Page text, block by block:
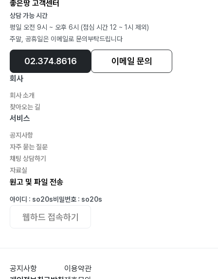
좋은땅 고객센터
상담 가능 시간
평일 오전 9시 ~ 오후 6시 (점심 시간 12 ~ 1시 제외)
주말, 공휴일은 이메일로 문의부탁드립니다
02.374.8616 이메일 문의
회사
회사 소개
찾아오는 길
서비스
공지사항
자주 묻는 질문
채팅 상담하기
자료실
원고 및 파일 전송
아이디 : so20s비밀번호 : so20s
웹하드 접속하기
공지사항
이용약관